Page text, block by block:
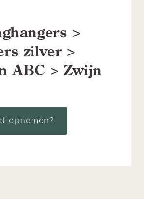
>
zilver >
ABC > Zwijn
opnemen?